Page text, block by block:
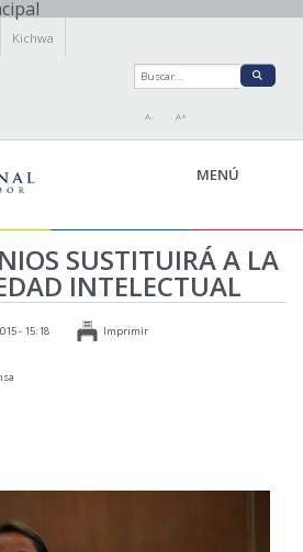
Kichwa
A- A+
MENÚ
SUSTITUIRÁ A LA
INTELECTUAL
- 15:18 Imprimir